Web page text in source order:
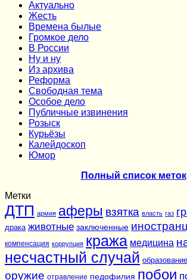
Актуально
Жесть
Времена былые
Громкое дело
В России
Ну и ну
Из архива
Реформа
Cвободная тема
Особое дело
Публичные извинения
Розыск
Курьёзы
Калейдоскоп
Юмор
Полный список меток
Метки
ДТП армия аферы взятка власть газ
драка животные заключенные
компенсация коррупция кража медицина
несчастный случай образование
оружие отравление педофилия побои